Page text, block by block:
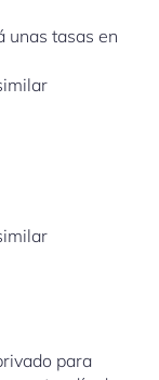
unas tasas en
para